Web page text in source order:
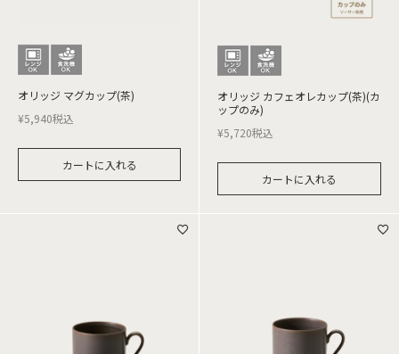
オリッジ マグカップ(茶)
¥5,940税込
カートに入れる
オリッジ カフェオレカップ(茶)(カ
ップのみ)
¥5,720税込
カートに入れる